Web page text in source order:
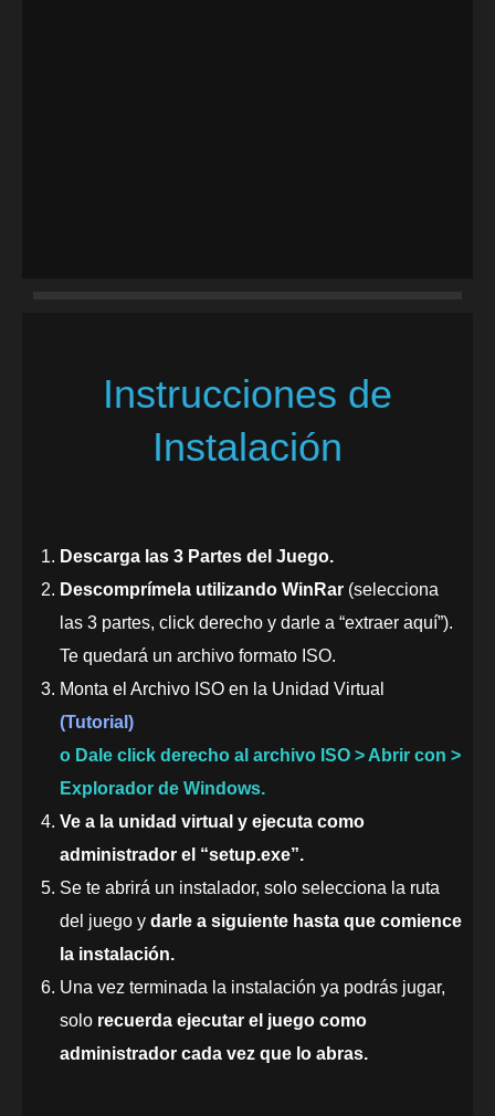
Instrucciones de
Instalación
Descarga las 3 Partes del Juego.
Descomprímela utilizando WinRar (selecciona
las 3 partes, click derecho y darle a “extraer aquí”).
Te quedará un archivo formato ISO.
Monta el Archivo ISO en la Unidad Virtual
(Tutorial)
o Dale click derecho al archivo ISO > Abrir con >
Explorador de Windows.
Ve a la unidad virtual y ejecuta como
administrador el “setup.exe”.
Se te abrirá un instalador, solo selecciona la ruta
del juego y darle a siguiente hasta que comience
la instalación.
Una vez terminada la instalación ya podrás jugar,
solo recuerda ejecutar el juego como
administrador cada vez que lo abras.